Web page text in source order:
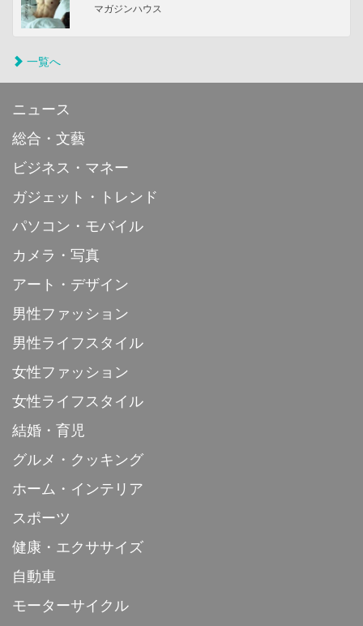
マガジンハウス
一覧へ
ニュース
総合・文藝
ビジネス・マネー
ガジェット・トレンド
パソコン・モバイル
カメラ・写真
アート・デザイン
男性ファッション
男性ライフスタイル
女性ファッション
女性ライフスタイル
結婚・育児
グルメ・クッキング
ホーム・インテリア
スポーツ
健康・エクササイズ
自動車
モーターサイクル